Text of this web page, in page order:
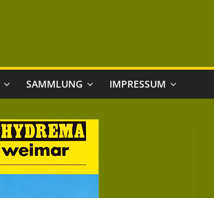
SAMMLUNG IMPRESSUM